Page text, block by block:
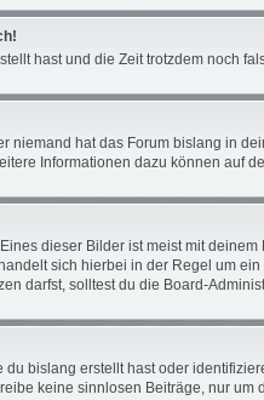
hast und die Zeit trotzdem noch
hat das Forum bislang in
Informationen dazu können auf
dieser Bilder ist meist mit
sich hierbei in der Regel um
darfst, solltest du die Board-
bislang erstellt hast oder
keine sinnlosen Beiträge, nur